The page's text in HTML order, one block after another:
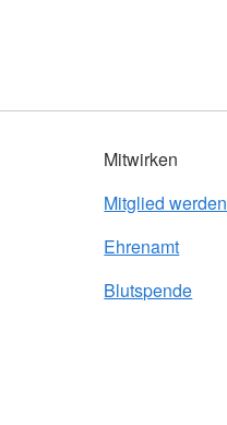
Mitwirken
Mitglied werden
Ehrenamt
Blutspende